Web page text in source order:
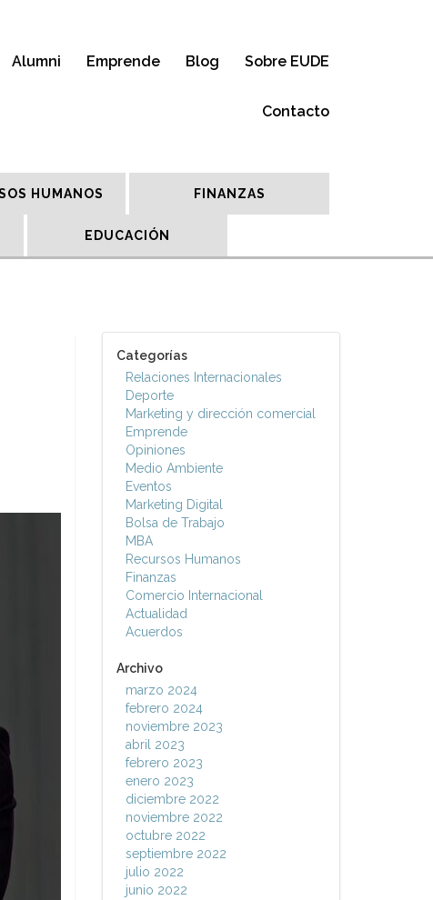
Alumni Emprende Blog Sobre EUDE
Contacto
HUMANOS FINANZAS
EDUCACIÓN
Categorías
Relaciones Internacionales
Deporte
Marketing y dirección comercial
Emprende
Opiniones
Medio Ambiente
Eventos
Marketing Digital
Bolsa de Trabajo
MBA
Recursos Humanos
Finanzas
Comercio Internacional
Actualidad
Acuerdos
Archivo
marzo 2024
febrero 2024
noviembre 2023
abril 2023
febrero 2023
enero 2023
diciembre 2022
noviembre 2022
octubre 2022
septiembre 2022
julio 2022
junio 2022